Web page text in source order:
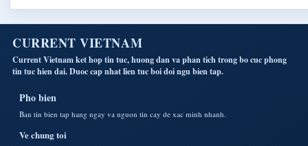
CURRENT VIETNAM
Current Vietnam ket hop tin tuc, huong dan va phan tich trong bo cuc phong
tin tuc hien dai. Duoc cap nhat lien tuc boi doi ngu bien tap.
Pho bien
Ban tin bien tap hang ngay va nguon tin cay de xac minh nhanh.
Ve chung toi